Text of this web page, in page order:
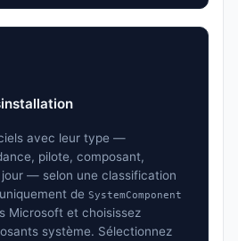
avec leur type —
pilote, composant,
— selon une classification
de SystemComponent
Microsoft et choisissez
système. Sélectionnez